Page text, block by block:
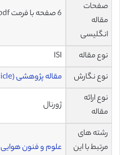
صفحات
مقاله
انگلیسی
6 صفحه با فرمت pdf
نوع مقاله
ISI
نوع نگارش
مقاله پژوهشی (Research Article)
نوع ارائه
مقاله
ژورنال
رشته های
مرتبط با این
علوم و فنون هوایی